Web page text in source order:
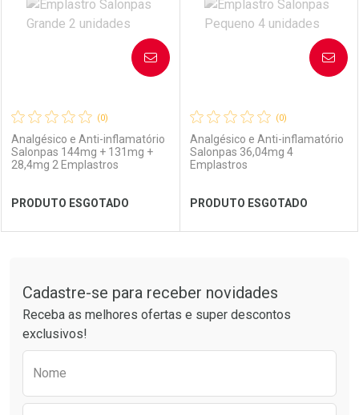
Ativar Desconto
(0)
Analgésico e Anti-inflamatório
Salonpas 144mg + 131mg +
28,4mg 2 Emplastros
PRODUTO ESGOTADO
AVISE-ME
Laboratório
Por Menos
(0)
Analgésico e Anti-inflamatório
Salonpas 36,04mg 4
Emplastros
PRODUTO ESGOTADO
AVISE-ME
Laboratório
Por Menos
Cadastre-se para receber novidades
Receba as melhores ofertas e super descontos
exclusivos!
Nome